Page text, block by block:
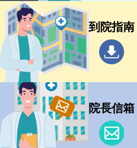
到院指南
院長信箱